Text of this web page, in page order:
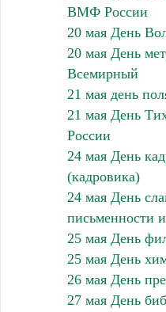
ВМФ России
20 мая День
20 мая День
Всемирный
21 мая день
21 мая День
России
24 мая День
(кадровика)
24 мая День
письменности
25 мая День
25 мая День
26 мая День
27 мая День